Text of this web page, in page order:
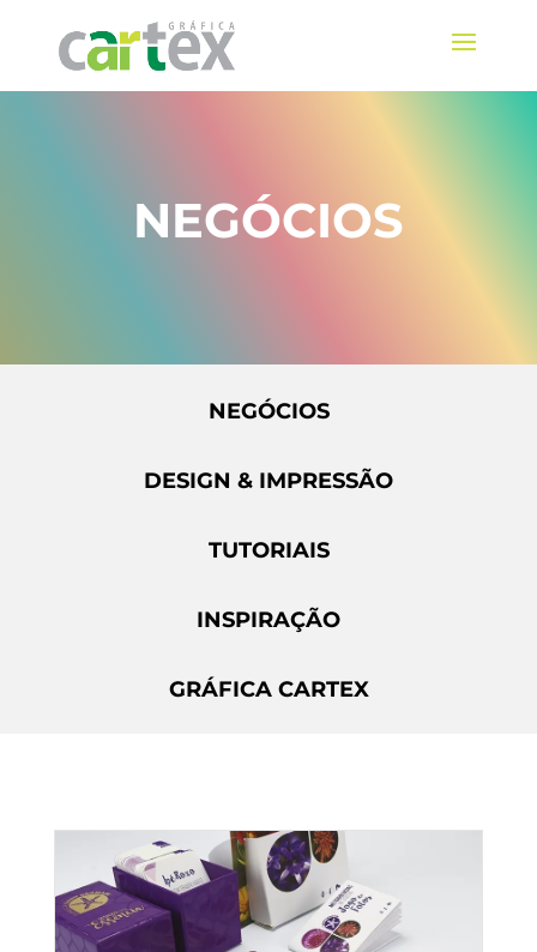
NEGÓCIOS
NEGÓCIOS
DESIGN & IMPRESSÃO
TUTORIAIS
INSPIRAÇÃO
GRÁFICA CARTEX